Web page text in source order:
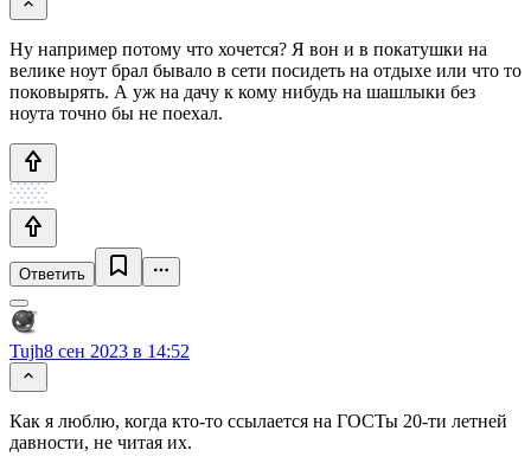
Ну например потому что хочется? Я вон и в покатушки на
велике ноут брал бывало в сети посидеть на отдыхе или что то
поковырять. А уж на дачу к кому нибудь на шашлыки без
ноута точно бы не поехал.
Ответить
Tujh8 сен 2023 в 14:52
Как я люблю, когда кто-то ссылается на ГОСТы 20-ти летней
давности, не читая их.